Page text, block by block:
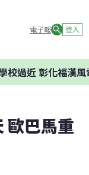
電子報 登入
過近 彰化福漢風
歐巴馬重